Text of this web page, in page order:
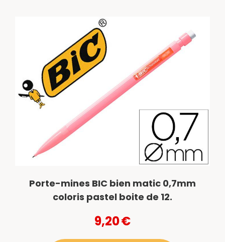
Porte-mines BIC bien matic 0,7mm
coloris pastel boite de 12.
9,20€